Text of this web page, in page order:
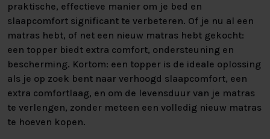
praktische, effectieve manier om je bed en
slaapcomfort significant te verbeteren. Of je nu al een
matras hebt, of net een nieuw matras hebt gekocht:
een topper biedt extra comfort, ondersteuning en
bescherming. Kortom: een topper is de ideale oplossing
als je op zoek bent naar verhoogd slaapcomfort, een
extra comfortlaag, en om de levensduur van je matras
te verlengen, zonder meteen een volledig nieuw matras
te hoeven kopen.